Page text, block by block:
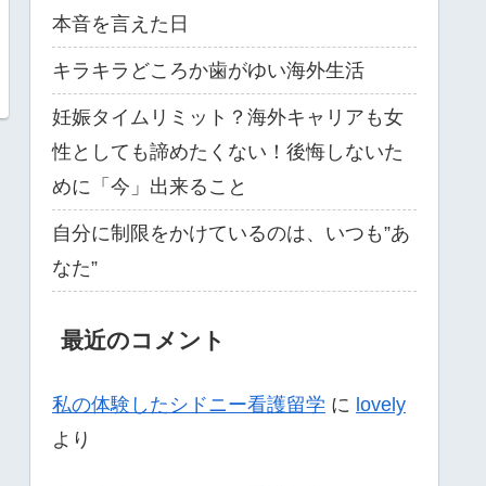
本音を言えた日
キラキラどころか歯がゆい海外生活
妊娠タイムリミット？海外キャリアも女
性としても諦めたくない！後悔しないた
めに「今」出来ること
自分に制限をかけているのは、いつも”あ
なた”
最近のコメント
私の体験したシドニー看護留学 に lovely
より